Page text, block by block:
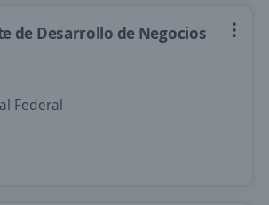
de Desarrollo de Negocios
Federal